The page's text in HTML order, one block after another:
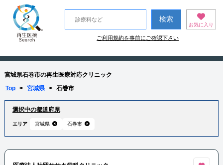
お気に入り
ご利用規約を事前にご確認下さい
宮城県石巻市の再生医療対応クリニック
Top > 宮城県 > 石巻市
選択中の都道府県
エリア 宮城県 石巻市